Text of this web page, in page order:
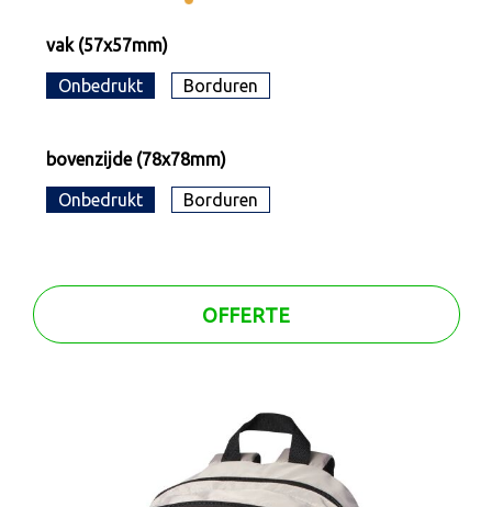
vak (57x57mm)
Onbedrukt Borduren
bovenzijde (78x78mm)
Onbedrukt Borduren
OFFERTE